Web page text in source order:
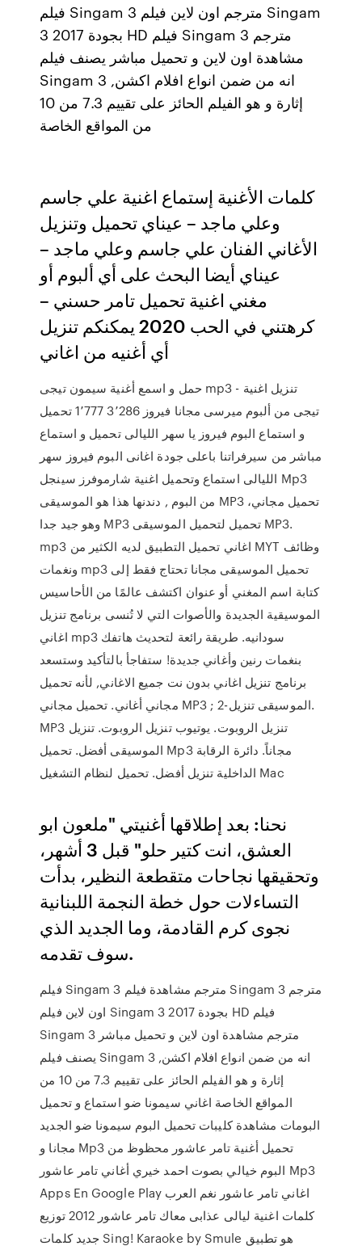
فيلم Singam 3 مترجم اون لاين فيلم Singam
3 2017 بجودة HD فيلم Singam 3 مترجم
مشاهدة اون لاين و تحميل مباشر يصنف فيلم
Singam 3 انه من ضمن انواع افلام اكشن,
إثارة و هو الفيلم الحائز على تقييم 7.3 من 10
من المواقع الخاصة
كلمات الأغنية إستماع اغنية علي جاسم
وعلي ماجد – عيناي تحميل وتنزيل
الأغاني الفنان علي جاسم وعلي ماجد –
عيناي أيضا البحث على أي ألبوم أو
مغني اغنية تحميل تامر حسني –
كرهتني في الحب 2020 يمكنكم تنزيل
أي أغنيه من اغاني
حمل و اسمع أغنية سيمون تيجى mp3 - تنزيل اغنية
تيجى من ألبوم ميرسى مجانا فيروز 3٬286 1٬777 تحميل
و استماع البوم فيروز يا سهر الليالى تحميل و استماع
مباشر من سيرفراتنا باعلى جودة اغانى البوم فيروز سهر
الليالى استماع وتحميل اغنية شارموفرز سينجل Mp3
من البوم , دندنها هذا هو الموسيقى MP3 تحميل مجاني،
وهو جيد جدا MP3 تحميل لتحميل الموسيقى MP3.
mp3 اغاني تحميل التطبيق لديه الكثير من MYT وظائف
ونغمات mp3 تحميل الموسيقى مجانا تحتاج فقط إلى
كتابة اسم المغني أو عنوان اكتشف عالمًا من الأحاسيس
الموسيقية الجديدة والأصوات التي لا تُنسى برنامج تنزيل
اغاني mp3 سودانيه. طريقة رائعة لتحديث هاتفك
بنغمات رنين وأغاني جديدة! ستفاجأ بالتأكيد وستسعد
برنامج تنزيل اغاني بدون نت جميع الاغاني, لأنه تحميل
مجاني أغاني. تحميل مجاني MP3 ; 2-الموسيقى تنزيل.
MP3 تنزيل الروبوت. يوتيوب تنزيل الروبوت. تنزيل
الموسيقى أفضل. تحميل Mp3 مجاناً. دائرة الرقابة
الداخلية تنزيل أفضل. تحميل لنظام التشغيل Mac
نحنا: بعد إطلاقها أغنيتي "ملعون ابو
العشق، انت كتير حلو" قبل 3 أشهر،
وتحقيقها نجاحات متقطعة النظير، بدأت
التساءلات حول خطة النجمة اللبنانية
نجوى كرم القادمة، وما الجديد الذي
سوف تقدمه.
فيلم Singam 3 مترجم مشاهدة فيلم Singam 3 مترجم
اون لاين فيلم Singam 3 2017 بجودة HD فيلم
Singam 3 مترجم مشاهدة اون لاين و تحميل مباشر
يصنف فيلم Singam 3 انه من ضمن انواع افلام اكشن,
إثارة و هو الفيلم الحائز على تقييم 7.3 من 10 من
المواقع الخاصة اغاني سيمونا ضو استماع و تحميل
البومات مشاهدة كليبات تحميل البوم سيمونا ضو الجديد
مجانا و Mp3 تحميل أغنية تامر عاشور محظوظ من
البوم خيالي بصوت احمد خيري أغاني تامر عاشور Mp3
Apps En Google Play اغاني تامر عاشور نغم العرب
كلمات اغنية ليالى عذابى معاك تامر عاشور 2012 توزيع
جديد كلمات Sing! Karaoke by Smule هو تطبيق